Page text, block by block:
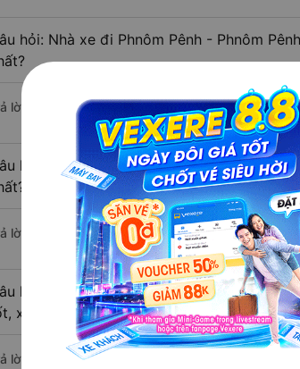
hỏi: Nhà xe đi Phnôm Pênh - Phnôm
lời: Chuyến xe có giờ xuất phát sớm nhất vào
hỏi: Nhà xe đi Phú Nhuận - Sài Gòn từ
lời: Chuyến xe có giờ xuất phát trễ (muộn) nhất
hỏi: Review xe đi Phú Nhuận - Sài Gòn
xuất sắc, cao cấp nhất?
lời: Những hãng xe đi Phnôm Pênh - Phnôm